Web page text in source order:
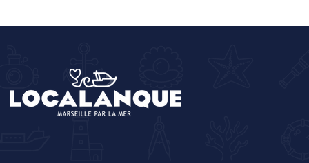
par la